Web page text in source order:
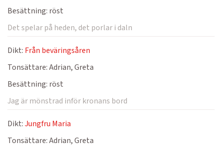
Besättning: röst
Det spelar på heden, det porlar i daln
Dikt: Från beväringsåren
Tonsättare:Adrian, Greta
Besättning: röst
Jag är mönstrad inför kronans bord
Dikt:Jungfru Maria
Tonsättare:Adrian, Greta